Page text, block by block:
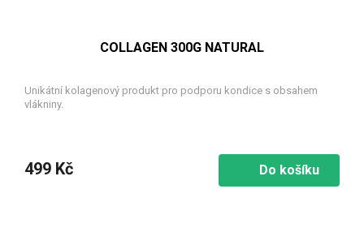
COLLAGEN 300G NATURAL
Unikátní kolagenový produkt pro podporu kondice s obsahem
vlákniny.
499 Kč Do košíku